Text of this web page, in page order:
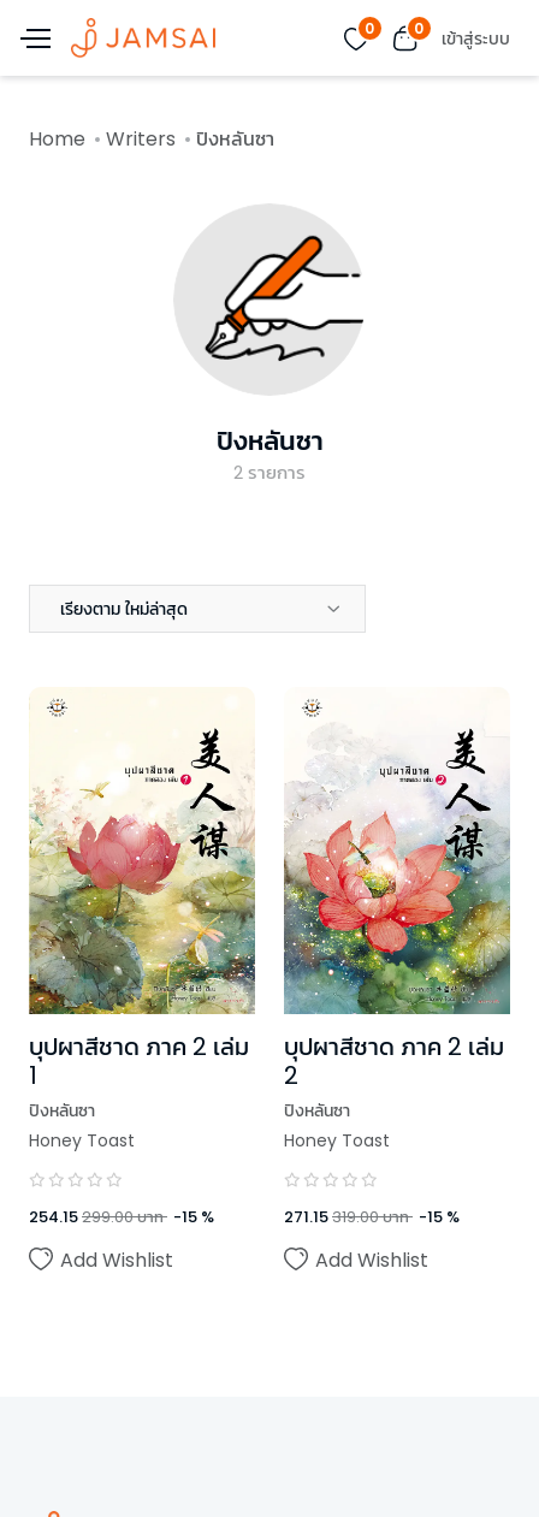
0 0 เข้าสู่ระบบ
Home Writers ปิงหลันซา
ปิงหลันซา
2รายการ
เรียงตาม ใหม่ล่าสุด
บุปผาสีชาด ภาค 2 เล่ม
1
ปิงหลันซา
Honey Toast
254.15299.00บาท -15 %
Add Wishlist
บุปผาสีชาด ภาค 2 เล่ม
2
ปิงหลันซา
Honey Toast
271.15319.00บาท -15 %
Add Wishlist